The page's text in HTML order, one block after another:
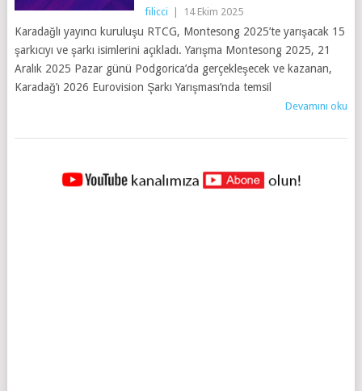
filicci 14 Ekim 2025
Karadağlı yayıncı kuruluşu RTCG, Montesong 2025’te yarışacak 15
şarkıcıyı ve şarkı isimlerini açıkladı. Yarışma Montesong 2025, 21
Aralık 2025 Pazar günü Podgorica’da gerçekleşecek ve kazanan,
Karadağ’ı 2026 Eurovision Şarkı Yarışması’nda temsil
Devamını oku
YAZILAR